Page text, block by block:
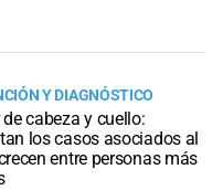
Y DIAGNÓSTICO
de cabeza y cuello:
los casos asociados al
entre personas más